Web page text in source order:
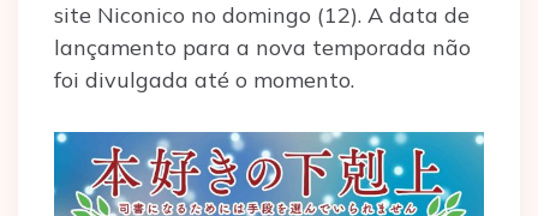
site Niconico no domingo (12). A data de
lançamento para a nova temporada não
foi divulgada até o momento.